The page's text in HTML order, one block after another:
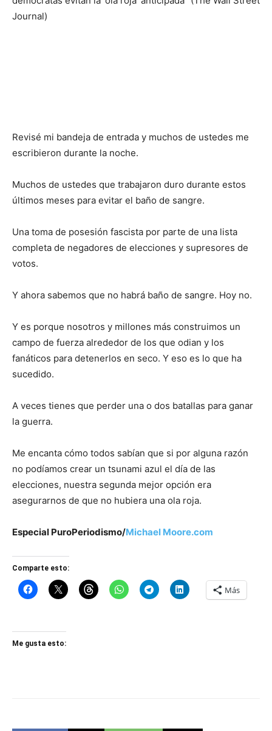
Journal)
Revisé mi bandeja de entrada y muchos de ustedes me
escribieron durante la noche.
Muchos de ustedes que trabajaron duro durante estos
últimos meses para evitar el baño de sangre.
Una toma de posesión fascista por parte de una lista
completa de negadores de elecciones y supresores de
votos.
Y ahora sabemos que no habrá baño de sangre. Hoy no.
Y es porque nosotros y millones más construimos un
campo de fuerza alrededor de los que odian y los
fanáticos para detenerlos en seco. Y eso es lo que ha
sucedido.
A veces tienes que perder una o dos batallas para ganar
la guerra.
Me encanta cómo todos sabían que si por alguna razón
no podíamos crear un tsunami azul el día de las
elecciones, nuestra segunda mejor opción era
asegurarnos de que no hubiera una ola roja.
Especial PuroPeriodismo/Michael Moore.com
Comparte esto:
Más
Me gusta esto: